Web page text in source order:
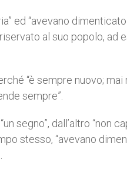
ed “avevano
al suo popolo, ad
“è sempre nuovo;
sempre”.
segno”, dall’altro “non
stesso, “avevano